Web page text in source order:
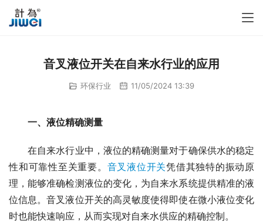
音叉液位开关在自来水行业的应用
环保行业 11/05/2024 13:39
一、液位精确测量
在自来水行业中，液位的精确测量对于确保供水的稳定
性和可靠性至关重要。 音叉液位开关凭借其独特的振动原
理，能够准确检测液位的变化，为自来水系统提供精准的液
位信息。音叉液位开关的高灵敏度使得即使在微小液位变化
时也能快速响应，从而实现对自来水供应的精确控制。